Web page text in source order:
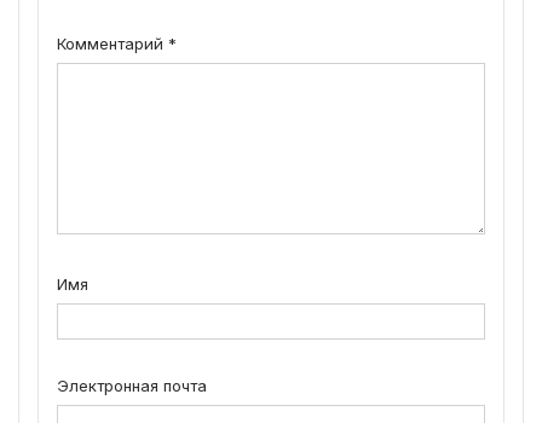
Комментарий *
Имя
Электронная почта